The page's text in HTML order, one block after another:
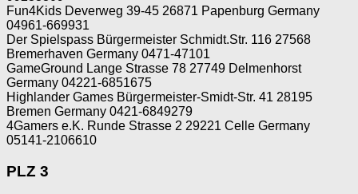
Fun4Kids Deverweg 39-45 26871 Papenburg Germany
04961-669931
Der Spielspass Bürgermeister Schmidt.Str. 116 27568
Bremerhaven Germany 0471-47101
GameGround Lange Strasse 78 27749 Delmenhorst
Germany 04221-6851675
Highlander Games Bürgermeister-Smidt-Str. 41 28195
Bremen Germany 0421-6849279
4Gamers e.K. Runde Strasse 2 29221 Celle Germany
05141-2106610
PLZ 3